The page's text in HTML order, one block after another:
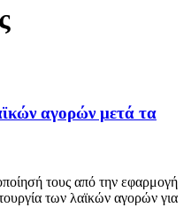
αγορών μετά τα
τους από την εφαρμογή
των λαϊκών αγορών για